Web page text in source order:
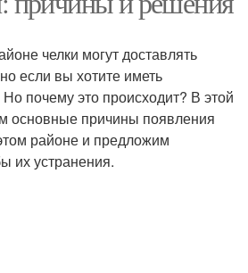
челки могут доставлять
если вы хотите иметь
почему это происходит? В этой
основные причины появления
районе и предложим
их устранения.